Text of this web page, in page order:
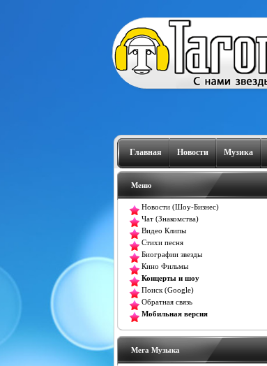
Главная Новости Музика
Меню
Новости (Шоу-Бизнес)
Чат (Знакомства)
Видео Клипы
Стихи песня
Биографии звезды
Кино Фильмы
Концерты и шоу
Поиск (Google)
Обратная связь
Мобильная версия
Мега Музыка